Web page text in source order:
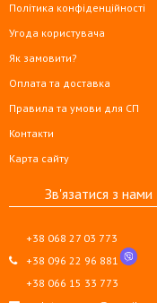
Політика конфіденційності
Угода користувача
Як замовити?
Оплата та доставка
Правила та умови для СП
Контакти
Карта сайту
Зв'язатися з нами
+38 068 27 03 773
+38 096 22 96 881
+38 066 15 33 773